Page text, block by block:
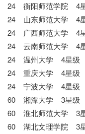
24 衡阳师范学院
24 山东师范大学
24 广西师范大学
24 云南师范大学
24 温州大学 4星
24 重庆大学 4星
24 宁波大学 4星
60 湘潭大学 3星
60 淮北师范大学
60 湖北文理学院